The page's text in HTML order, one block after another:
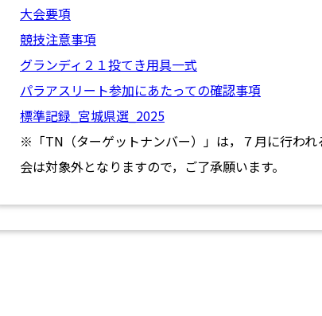
大会要項
競技注意事項
グランディ２１投てき用具一式
パラアスリート参加にあたっての確認事項
標準記録_宮城県選_2025
※「TN（ターゲットナンバー）」は，７月に行われ
会は対象外となりますので，ご了承願います。